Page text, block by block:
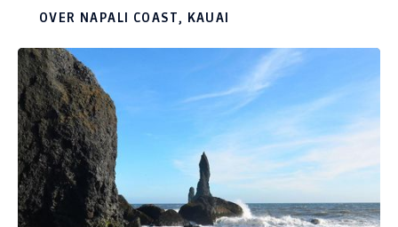
Kalalau, ook aan de Napali Coast, kun je de
mooiste hike van Hawaii maken; deze is 17
kilometer lang en onderweg kun je nog uitwijken
naar de prachtige Hanakapiai Falls. Ook kom je
langs een verborgen strand en kun je genieten
van de spectaculaire uitzichten.
OVER NAPALI COAST, KAUAI